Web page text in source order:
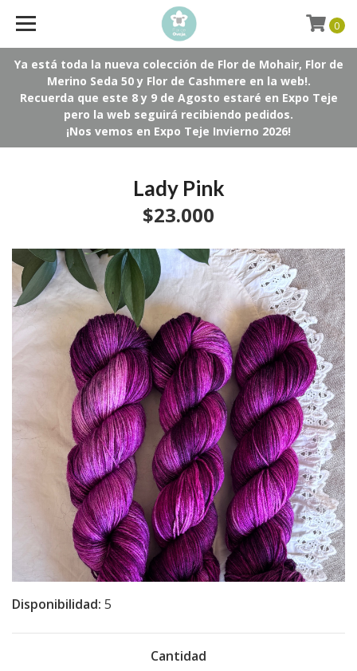
Ya está toda la nueva colección de Flor de Mohair, Flor de
Merino Seda 50 y Flor de Cashmere en la web!.
Recuerda que este 8 y 9 de Agosto estaré en Expo Teje
pero la web seguirá recibiendo pedidos.
¡Nos vemos en Expo Teje Invierno 2026!
0
Lady Pink
$23.000
Disponibilidad: 5
Cantidad